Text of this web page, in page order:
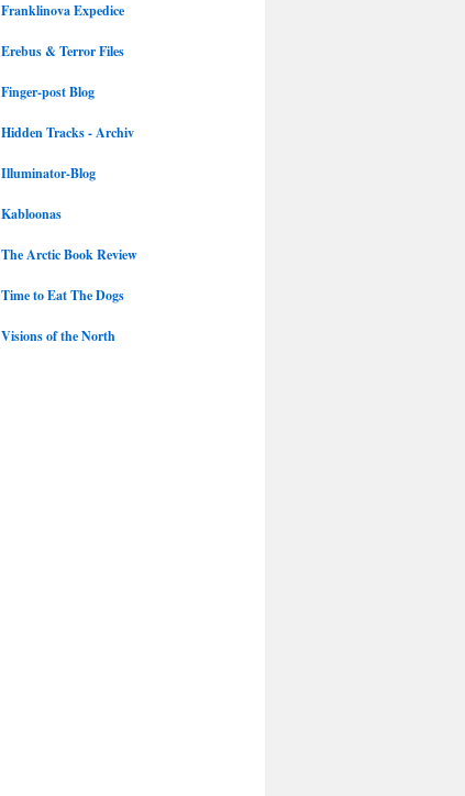
o
Franklinova Expedice
Erebus & Terror Files
Finger-post Blog
Hidden Tracks - Archiv
Illuminator-Blog
Kabloonas
The Arctic Book Review
Time to Eat The Dogs
Visions of the North